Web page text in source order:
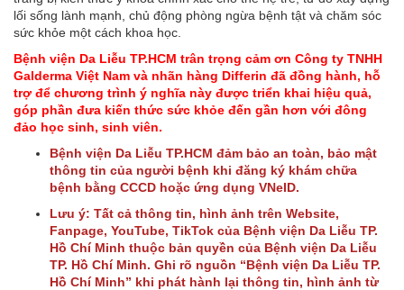
lối sống lành mạnh, chủ động phòng ngừa bệnh tật và chăm sóc
sức khỏe một cách khoa học.
Bệnh viện Da Liễu TP.HCM trân trọng cảm ơn Công ty TNHH
Galderma Việt Nam và nhãn hàng Differin đã đồng hành, hỗ
trợ để chương trình ý nghĩa này được triển khai hiệu quả,
góp phần đưa kiến thức sức khỏe đến gần hơn với đông
đảo học sinh, sinh viên.
Bệnh viện Da Liễu TP.HCM đảm bảo an toàn, bảo mật
thông tin của người bệnh khi đăng ký khám chữa
bệnh bằng CCCD hoặc ứng dụng VNeID.
Lưu ý: Tất cả thông tin, hình ảnh trên Website,
Fanpage, YouTube, TikTok của Bệnh viện Da Liễu TP.
Hồ Chí Minh thuộc bản quyền của Bệnh viện Da Liễu
TP. Hồ Chí Minh. Ghi rõ nguồn “Bệnh viện Da Liễu TP.
Hồ Chí Minh” khi phát hành lại thông tin, hình ảnh từ